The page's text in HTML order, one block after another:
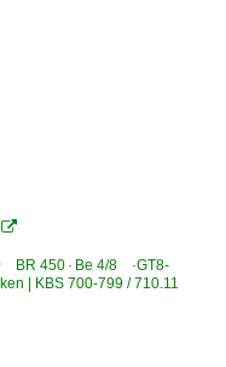

BR 450 · Be 4/8 ·GT8-
| KBS 700-799 / 710.11